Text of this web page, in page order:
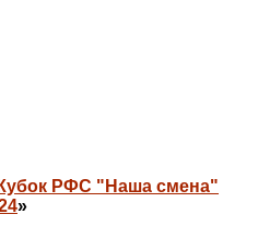
Кубок РФС "Наша смена"
»